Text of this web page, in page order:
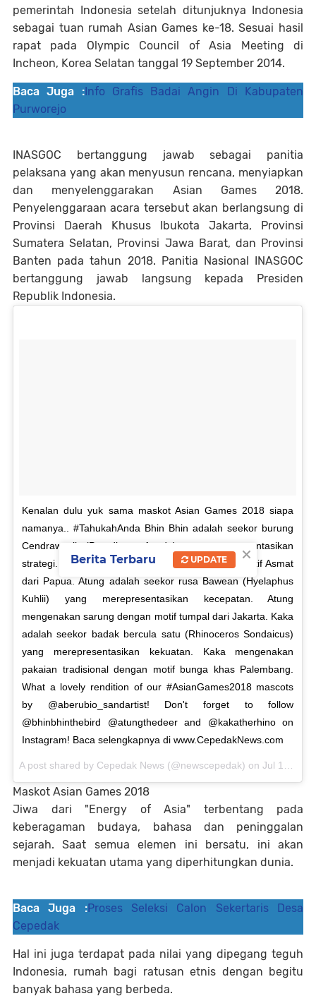
pemerintah Indonesia setelah ditunjuknya Indonesia
sebagai tuan rumah Asian Games ke-18. Sesuai hasil
rapat pada Olympic Council of Asia Meeting di
Incheon, Korea Selatan tanggal 19 September 2014.
Baca Juga :Info Grafis Badai Angin Di Kabupaten
Purworejo
INASGOC bertanggung jawab sebagai panitia
pelaksana yang akan menyusun rencana, menyiapkan
dan menyelenggarakan Asian Games 2018.
Penyelenggaraan acara tersebut akan berlangsung di
Provinsi Daerah Khusus Ibukota Jakarta, Provinsi
Sumatera Selatan, Provinsi Jawa Barat, dan Provinsi
Banten pada tahun 2018. Panitia Nasional INASGOC
bertanggung jawab langsung kepada Presiden
Republik Indonesia.
Kenalan dulu yuk sama maskot Asian Games 2018 siapa
namanya.. #TahukahAnda Bhin Bhin adalah seekor burung
Cendrawasih (Paradisaea Apoda) yang merepresentasikan
strategi. Bhin Bhin mengenakan rompi dengan motif Asmat
dari Papua. Atung adalah seekor rusa Bawean (Hyelaphus
Kuhlii) yang merepresentasikan kecepatan. Atung
mengenakan sarung dengan motif tumpal dari Jakarta. Kaka
adalah seekor badak bercula satu (Rhinoceros Sondaicus)
yang merepresentasikan kekuatan. Kaka mengenakan
pakaian tradisional dengan motif bunga khas Palembang.
What a lovely rendition of our #AsianGames2018 mascots
by @aberubio_sandartist! Don't forget to follow
@bhinbhinthebird @atungthedeer and @kakatherhino on
Instagram! Baca selengkapnya di www.CepedakNews.com
A post shared by Cepedak News (@newscepedak) on Jul 16, 2018 at 9:20pm PDT
Maskot Asian Games 2018
Jiwa dari "Energy of Asia" terbentang pada
keberagaman budaya, bahasa dan peninggalan
sejarah. Saat semua elemen ini bersatu, ini akan
menjadi kekuatan utama yang diperhitungkan dunia.
Baca Juga :Proses Seleksi Calon Sekertaris Desa
Cepedak
Hal ini juga terdapat pada nilai yang dipegang teguh
Indonesia, rumah bagi ratusan etnis dengan begitu
banyak bahasa yang berbeda.
×
Berita Terbaru UPDATE